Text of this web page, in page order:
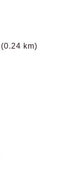
(0.24 km)